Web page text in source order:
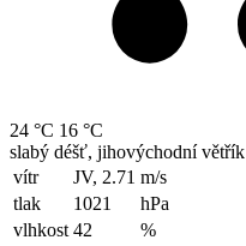
24 °C 16 °C
slabý déšť, jihovýchodní větřík
vítr
JV, 2.71 m/s
tlak
1021
hPa
vlhkost 42 %